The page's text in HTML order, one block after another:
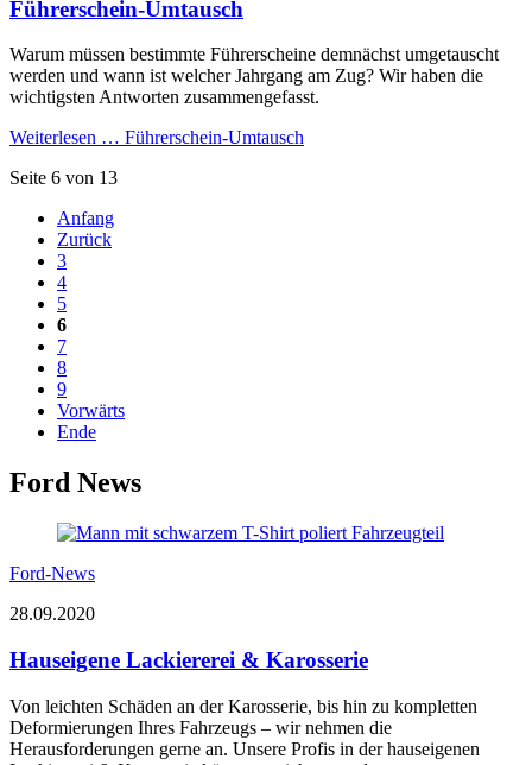
Führerschein-Umtausch
Warum müssen bestimmte Führerscheine demnächst umgetauscht
werden und wann ist welcher Jahrgang am Zug? Wir haben die
wichtigsten Antworten zusammengefasst.
Weiterlesen … Führerschein-Umtausch
Seite 6 von 13
Anfang
Zurück
3
4
5
6
7
8
9
Vorwärts
Ende
Ford News
Ford-News
28.09.2020
Hauseigene Lackiererei & Karosserie
Von leichten Schäden an der Karosserie, bis hin zu kompletten
Deformierungen Ihres Fahrzeugs – wir nehmen die
Herausforderungen gerne an. Unsere Profis in der hauseigenen